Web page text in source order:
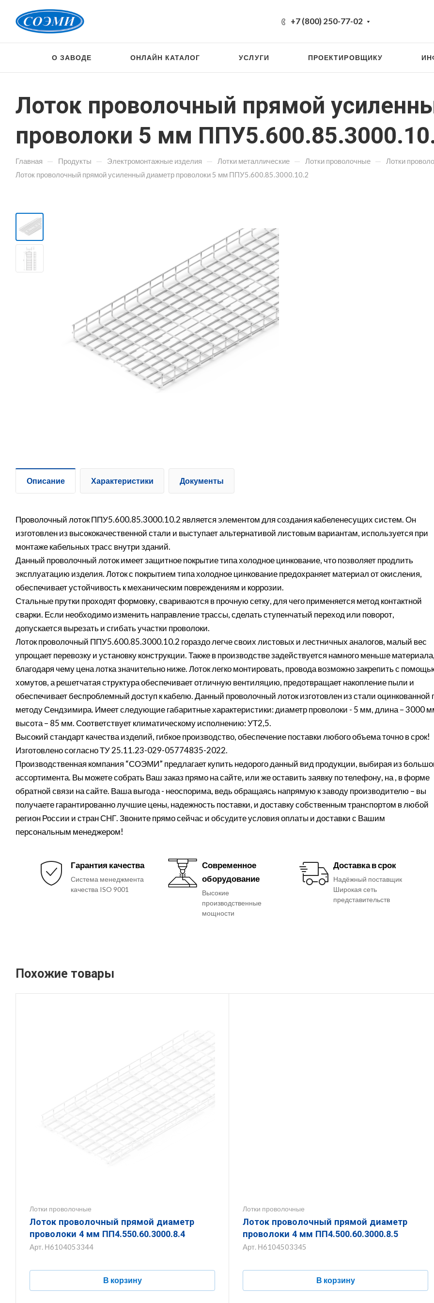
+7 (800) 250-77-02
О ЗАВОДЕ ОНЛАЙН КАТАЛОГ УСЛУГИ ПРОЕКТИРОВЩИКУ
Лоток проволочный прямой
проволоки 5 мм
Главная — Продукты — Электромонтажные изделия — Лотки металлические — Лотки проволочные — Лотки
Лоток проволочный прямой усиленный диаметр проволоки 5 мм ППУ5.600.85.3000.10.2
Описание Характеристики Документы
Проволочный лоток ППУ5.600.85.3000.10.2 является элементом для создания кабеленесущих систем. Он
изготовлен из высококачественной стали и выступает альтернативой листовым вариантам, используется при
монтаже кабельных трасс внутри зданий.
Данный проволочный лоток имеет защитное покрытие типа холодное цинкование, что позволяет продлить
эксплуатацию изделия. Лоток с покрытием типа холодное цинкование предохраняет материал от окисления,
обеспечивает устойчивость к механическим повреждениям и коррозии.
Стальные прутки проходят формовку, свариваются в прочную сетку, для чего применяется метод контактной
сварки. Если необходимо изменить направление трассы, сделать ступенчатый переход или поворот,
допускается вырезать и сгибать участки проволоки.
Лоток проволочный ППУ5.600.85.3000.10.2 гораздо легче своих листовых и лестничных аналогов, малый вес
упрощает перевозку и установку конструкции. Также в производстве задействуется намного меньше материала,
благодаря чему цена лотка значительно ниже. Лоток легко монтировать, провода возможно закрепить с
хомутов, а решетчатая структура обеспечивает отличную вентиляцию, предотвращает накопление пыли и
обеспечивает беспроблемный доступ к кабелю. Данный проволочный лоток изготовлен из стали оцинкованной
методу Сендзимира. Имеет следующие габаритные характеристики: диаметр проволоки - 5 мм, длина – 3000
высота – 85 мм. Соответствует климатическому исполнению: УТ2,5.
Высокий стандарт качества изделий, гибкое производство, обеспечение поставки любого объема точно в срок!
Изготовлено согласно ТУ 25.11.23-029-05774835-2022.
Производственная компания “СОЭМИ” предлагает купить недорого данный вид продукции, выбирая из
ассортимента. Вы можете собрать Ваш заказ прямо на сайте, или же оставить заявку по телефону, на , в форме
обратной связи на сайте. Ваша выгода - неоспорима, ведь обращаясь напрямую к заводу производителю – вы
получаете гарантированно лучшие цены, надежность поставки, и доставку собственным транспортом в любой
регион России и стран СНГ. Звоните прямо сейчас и обсудите условия оплаты и доставки с Вашим
персональным менеджером!
Гарантия качества
Система менеджмента
качества ISO 9001
Современное
оборудование
Высокие
производственные
мощности
Доставка в срок
Надёжный поставщик
Широкая сеть
представительств
Похожие товары
Лотки проволочные
Лоток проволочный прямой диаметр
проволоки 4 мм ПП4.550.60.3000.8.4
Арт. Н6104053344
В корзину
Лотки проволочные
Лоток проволочный прямой диаметр
проволоки 4 мм ПП4.500.60.3000.8.5
Арт. Н6104503345
В корзину